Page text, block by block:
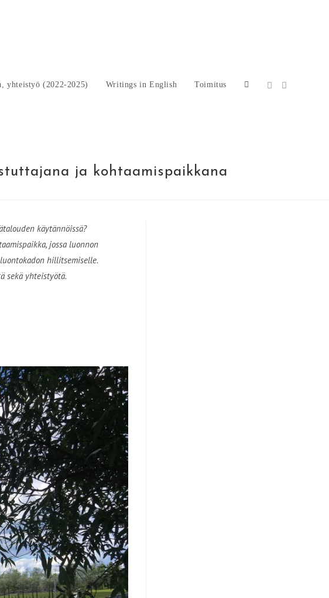
yhteistyö (2022-2025) Writings in English Toimitus Toggle
ja kohtaamispaikkana
käytännöissä?
jossa luonnon
hillitsemiselle.
sekä yhteistyötä.